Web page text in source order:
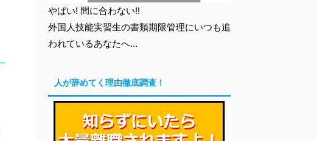
やばい! 間に合わない!!
外国人技能実習生の書類期限管理にいつも追
われているあなたへ…
人が辞めてく理由徹底調査！